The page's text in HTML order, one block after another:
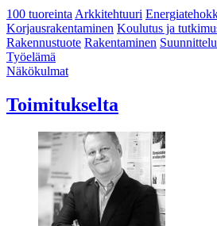
100 tuoreintaArkkitehtuuri
Korjausrakentaminen Koulutus ja
Rakennustuote Rakentaminen Suunnittelu
Työelämä
Näkökulmat
Toimitukselta